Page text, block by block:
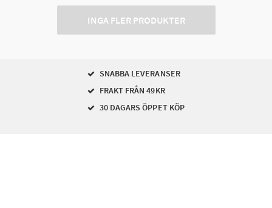
INGA FLER PRODUKTER
SNABBA LEVERANSER
FRAKT FRÅN 49KR
30 DAGARS ÖPPET KÖP